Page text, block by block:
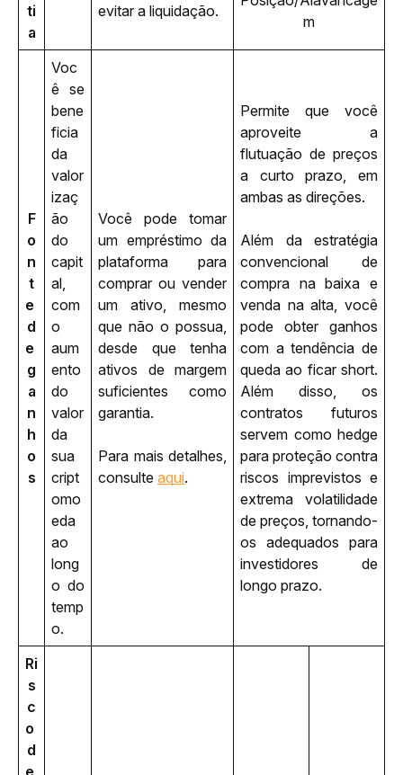
ti
a
evitar a liquidação.
m
F
o
n
t
e
d
e
g
a
n
h
o
s
Voc
ê se
bene
ficia
da
valor
izaç
ão
do
capit
al,
com
o
aum
ento
do
valor
da
sua
cript
omo
eda
ao
long
o do
temp
o.
Você pode tomar
um empréstimo da
plataforma para
comprar ou vender
um ativo, mesmo
que não o possua,
desde que tenha
ativos de margem
suficientes como
garantia.
Para mais detalhes,
consulte aqui.
Permite que você
aproveite a
flutuação de preços
a curto prazo, em
ambas as direções.
Além da estratégia
convencional de
compra na baixa e
venda na alta, você
pode obter ganhos
com a tendência de
queda ao ficar short.
Além disso, os
contratos futuros
servem como hedge
para proteção contra
riscos imprevistos e
extrema volatilidade
de preços, tornando-
os adequados para
investidores de
longo prazo.
Ri
s
c
o
d
e